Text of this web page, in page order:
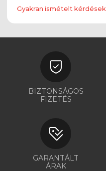
Gyakran ismételt kérdések
BIZTONSÁGOS
FIZETÉS
GARANTÁLT
ÁRAK